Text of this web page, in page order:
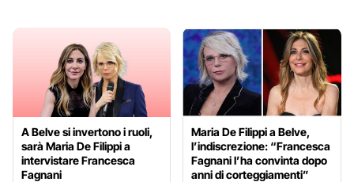
A Belve si invertono i ruoli,
sarà Maria De Filippi a
intervistare Francesca
Fagnani
Maria De Filippi a Belve,
l’indiscrezione: “Francesca
Fagnani l’ha convinta dopo
anni di corteggiamenti”